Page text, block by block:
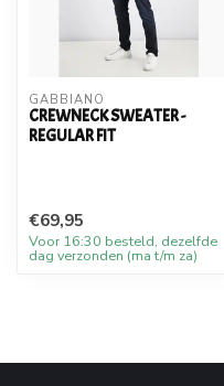
GABBIANO
CREWNECK SWEATER -
REGULAR FIT
€69,95
Voor 16:30 besteld, dezelfde
dag verzonden (ma t/m za)